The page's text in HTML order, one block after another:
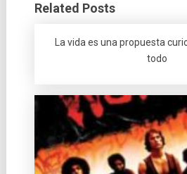
Related Posts
La vida es una propuesta
todo